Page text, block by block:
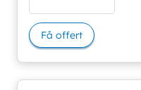
Få offert